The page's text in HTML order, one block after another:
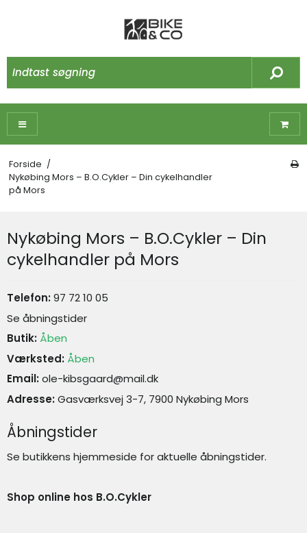
Forside /
Nykøbing Mors – B.O.Cykler – Din cykelhandler
på Mors
Nykøbing Mors – B.O.Cykler – Din
cykelhandler på Mors
Telefon: 97 72 10 05
Se åbningstider
Butik: Åben
Værksted: Åben
Email: ole-kibsgaard@mail.dk
Adresse: Gasværksvej 3-7, 7900 Nykøbing Mors
Åbningstider
Se butikkens hjemmeside for aktuelle åbningstider.
Shop online hos B.O.Cykler